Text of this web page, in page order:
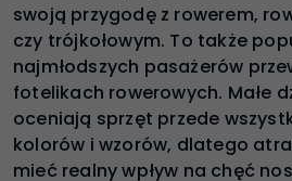
swoją przygodę z rowerem,
czy trójkołowym. To także
najmłodszych pasażerów
fotelikach rowerowych. Małe
oceniają sprzęt przede
kolorów i wzorów, dlatego
mieć realny wpływ na chęć